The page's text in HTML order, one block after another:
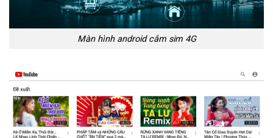
Màn hình android cắm sim 4G